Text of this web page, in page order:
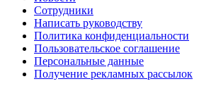
Сотрудники
Написать руководству
Политика конфиденциальности
Пользовательское соглашение
Персональные данные
Получение рекламных рассылок